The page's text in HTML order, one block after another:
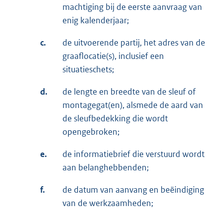
machtiging bij de eerste aanvraag van
enig kalenderjaar;
c.
de uitvoerende partij, het adres van de
graaflocatie(s), inclusief een
situatieschets;
d.
de lengte en breedte van de sleuf of
montagegat(en), alsmede de aard van
de sleufbedekking die wordt
opengebroken;
e.
de informatiebrief die verstuurd wordt
aan belanghebbenden;
f.
de datum van aanvang en beëindiging
van de werkzaamheden;